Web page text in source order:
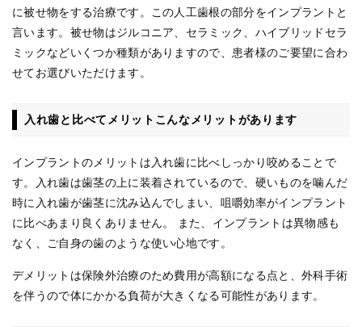
に被せ物をする治療です。この人工歯根の部分をインプラントと
言います。被せ物はジルコニア、セラミック、ハイブリッドセラ
ミックなどいくつか種類がありますので、患者様のご要望に合わ
せてお選びいただけます。
入れ歯と比べてメリットこんなメリットがあります
インプラントのメリットは入れ歯に比べしっかり咬めることで
す。入れ歯は歯茎の上に装着されているので、硬いものを噛んだ
時に入れ歯が歯茎に沈み込んでしまい、咀嚼効率がインプラント
に比べあまり良くありません。 また、インプラントは異物感も
なく、ご自身の歯のような使い心地です。
デメリットは保険外治療のため費用が高額になる点と、外科手術
を伴うので体にかかる負荷が大きくなる可能性があります。